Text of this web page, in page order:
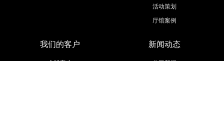
活动策划
厅馆案例
我们的客户
全球客户
新闻动态
公司新闻